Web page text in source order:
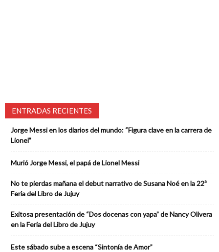
ENTRADAS RECIENTES
Jorge Messi en los diarios del mundo: “Figura clave en la carrera de
Lionel”
Murió Jorge Messi, el papá de Lionel Messi
No te pierdas mañana el debut narrativo de Susana Noé en la 22ª
Feria del Libro de Jujuy
Exitosa presentación de “Dos docenas con yapa” de Nancy Olivera
en la Feria del Libro de Jujuy
Este sábado sube a escena “Sintonía de Amor”